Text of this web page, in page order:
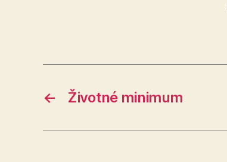
← Životné minimum